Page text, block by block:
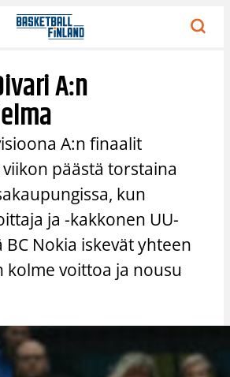
A:n
A:n finaalit
päästä torstaina
kun
ja -kakkonen UU-
BC Nokia iskevät yhteen
kolme voittoa ja nousu